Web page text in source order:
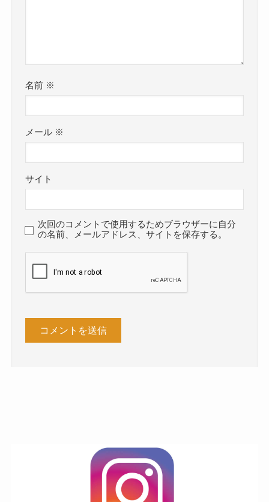
名前 ※
メール ※
サイト
次回のコメントで使用するためブラウザーに自分
の名前、メールアドレス、サイトを保存する。